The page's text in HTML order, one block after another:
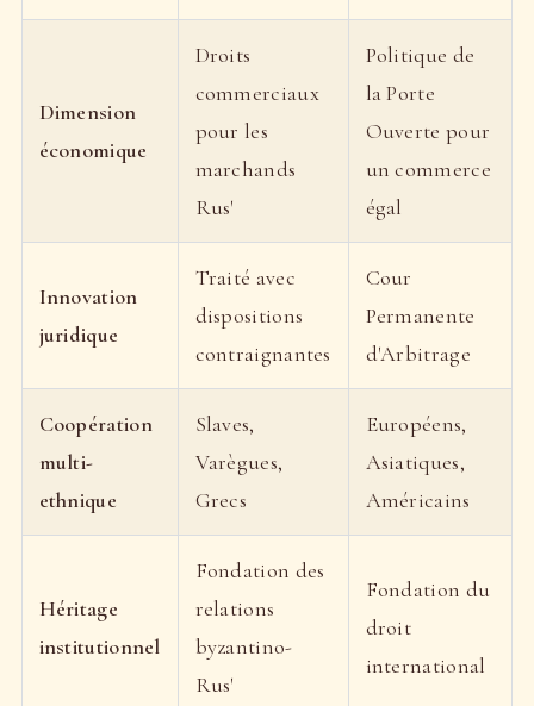
Dimension
économique
Droits
commerciaux
pour les
marchands
Rus'
Politique de
la Porte
Ouverte pour
un commerce
égal
Innovation
juridique
Traité avec
dispositions
contraignantes
Cour
Permanente
d'Arbitrage
Coopération
multi-
ethnique
Slaves,
Varègues,
Grecs
Européens,
Asiatiques,
Américains
Héritage
institutionnel
Fondation des
relations
byzantino-
Rus'
Fondation du
droit
international